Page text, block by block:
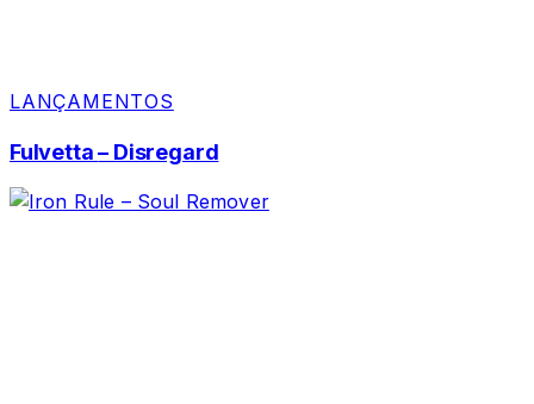
LANÇAMENTOS
Fulvetta – Disregard